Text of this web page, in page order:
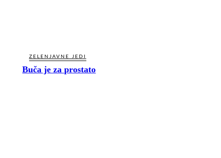
ZELENJAVNE JEDI
Buča je za prostato